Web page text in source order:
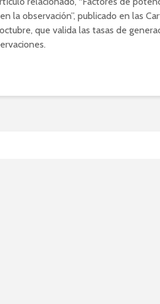
la observación”, publicado en las
que valida las tasas de